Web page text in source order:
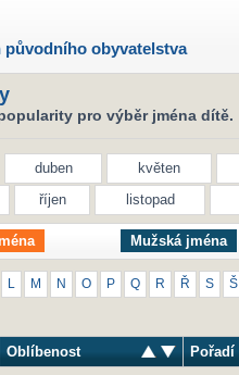
původního obyvatelstva
pro výběr jména dítě.
duben květen
říjen listopad
Mužská jména
M N O P Q R Ř S Š
Oblíbenost Pořadí